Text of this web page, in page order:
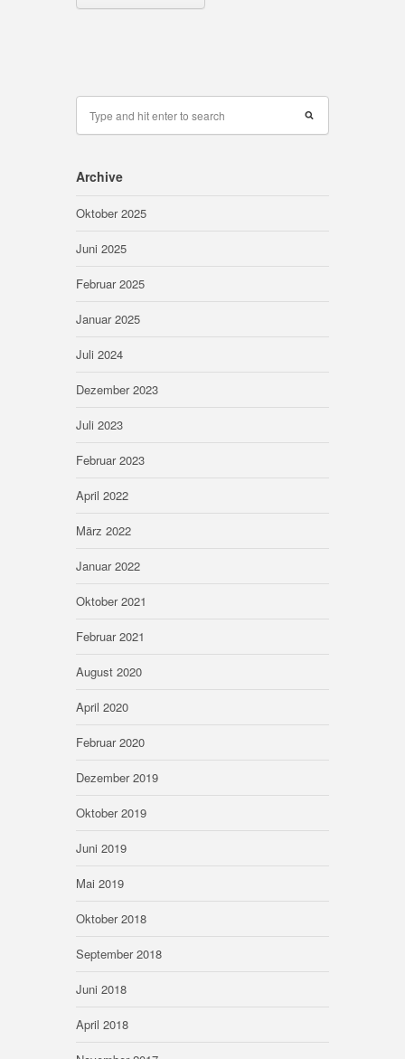
Archive
Oktober 2025
Juni 2025
Februar 2025
Januar 2025
Juli 2024
Dezember 2023
Juli 2023
Februar 2023
April 2022
März 2022
Januar 2022
Oktober 2021
Februar 2021
August 2020
April 2020
Februar 2020
Dezember 2019
Oktober 2019
Juni 2019
Mai 2019
Oktober 2018
September 2018
Juni 2018
April 2018